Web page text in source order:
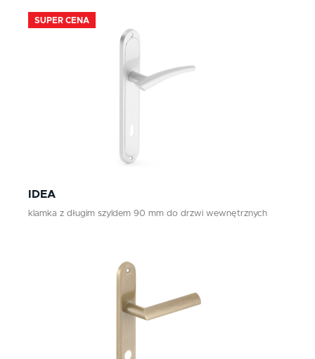
SUPER CENA
IDEA
klamka z długim szyldem 90 mm do drzwi wewnętrznych